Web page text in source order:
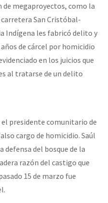
megaproyectos, como la
San Cristóbal-
Indígena les fabricó delito y
de cárcel por homicidio
en los juicios que
al tratarse de un delito
presidente comunitario de
cargo de homicidio. Saúl
defensa del bosque de la
razón del castigo que
15 de marzo fue